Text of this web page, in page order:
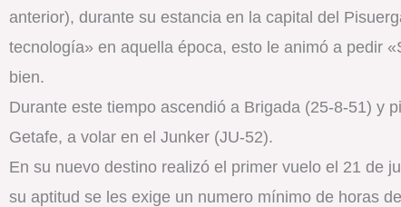
anterior), durante su estancia en la capital del
tecnología» en aquella época, esto le animó a pedir
bien.
Durante este tiempo ascendió a Brigada (25-8-51) y
Getafe, a volar en el Junker (JU-52).
En su nuevo destino realizó el primer vuelo el 21 de
su aptitud se les exige un numero mínimo de horas